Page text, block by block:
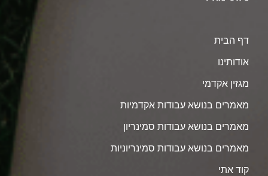
דף הבית
אודותינו
מגזין אקדמי
מאמרים בנושא עבודות אקדמיות
מאמרים בנושא עבודות סמינריון
מאמרים בנושא עבודות סמינריוניות
קוד אתי